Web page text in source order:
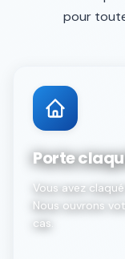
pour
Porte
Vous avez
Nous ouvrons
cas.